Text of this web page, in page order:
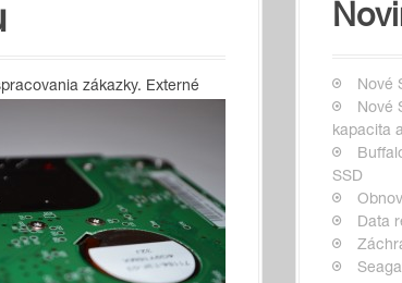
zákazky. Externé
Nové
Nové
kapacita
SSD
Data